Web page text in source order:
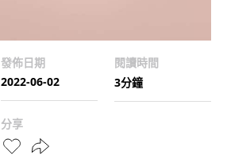
發佈日期
2022-06-02
閱讀時間
3分鐘
分享